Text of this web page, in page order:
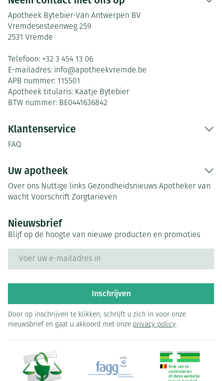
Apotheek Bytebier-Van Antwerpen BV
Vremdesesteenweg 259
2531 Vremde
Telefoon: +32 3 454 13 06
E-mailadres: info@apotheekvremde.be
APB nummer: 115501
Apotheek titularis: Kaatje Bytebier
BTW nummer: BE0441636842
Klantenservice
FAQ
Uw apotheek
Over ons Nuttige links Gezondheidsnieuws Apotheker van
wacht Voorschrift Zorgtarieven
Nieuwsbrief
Blijf op de hoogte van nieuwe producten en promoties
Inschrijven
Door op inschrijven te klikken, schrijft u zich in voor onze
nieuwsbrief en gaat u akkoord met onze privacy policy.